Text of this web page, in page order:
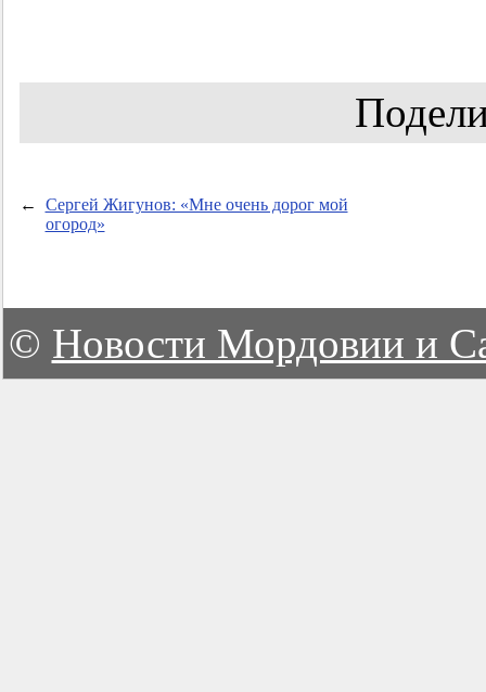
←
Сергей Жигунов: «Мне очень дорог мой
огород»
© Новости Мордовии и